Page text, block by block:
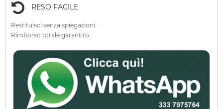
RESO FACILE
Restituisci senza spiegazioni.
Rimborso totale garantito.